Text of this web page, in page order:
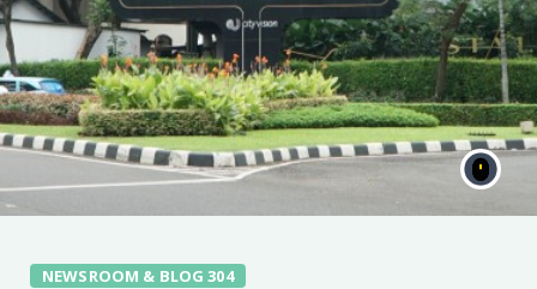
NEWSROOM & BLOG 304